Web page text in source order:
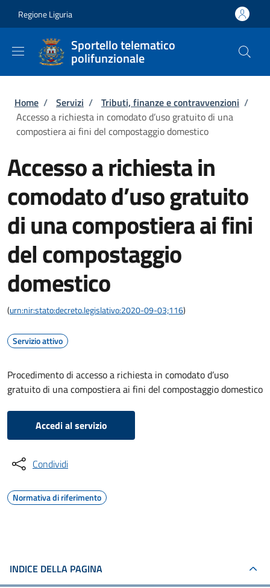
Regione Liguria
Sportello telematico
polifunzionale
Briciole di pane
Home / Servizi / Tributi, finanze e contravvenzioni /
Accesso a richiesta in comodato d’uso gratuito di una
compostiera ai fini del compostaggio domestico
Accesso a richiesta in
comodato d’uso gratuito
di una compostiera ai fini
del compostaggio
domestico
(urn:nir:stato:decreto.legislativo:2020-09-03;116)
Servizio attivo
Procedimento di accesso a richiesta in comodato d’uso
gratuito di una compostiera ai fini del compostaggio domestico
Accedi al servizio
Condividi
Normativa di riferimento
INDICE DELLA PAGINA